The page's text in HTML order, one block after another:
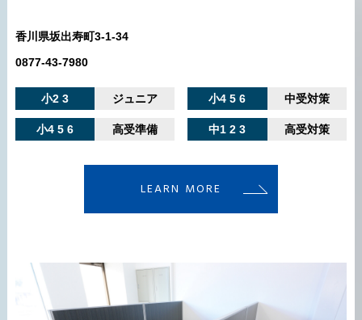
香川県坂出寿町3-1-34
0877-43-7980
小2 3 ジュニア 小4 5 6 中受対策
小4 5 6 高受準備 中1 2 3 高受対策
LEARN MORE